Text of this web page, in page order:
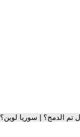
تم الدمج؟ | سوريا لوين؟